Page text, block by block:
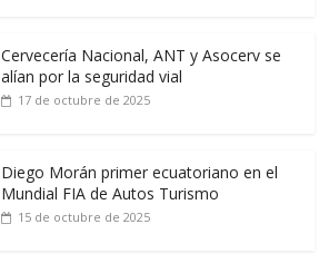
Cervecería Nacional, ANT y Asocerv se
alían por la seguridad vial
17 de octubre de 2025
Diego Morán primer ecuatoriano en el
Mundial FIA de Autos Turismo
15 de octubre de 2025